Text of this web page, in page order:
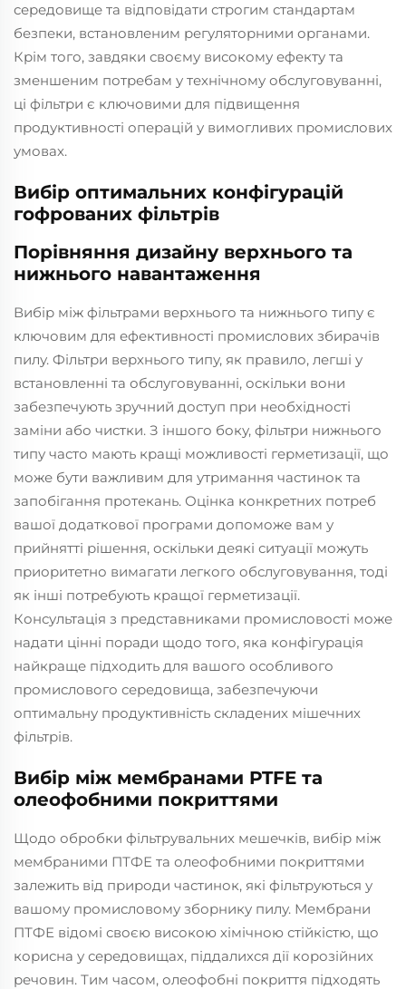
середовище та відповідати строгим стандартам
безпеки, встановленим регуляторними органами.
Крім того, завдяки своєму високому ефекту та
зменшеним потребам у технічному обслуговуванні,
ці фільтри є ключовими для підвищення
продуктивності операцій у вимогливих промислових
умовах.
Вибір оптимальних конфігурацій
гофрованих фільтрів
Порівняння дизайну верхнього та
нижнього навантаження
Вибір між фільтрами верхнього та нижнього типу є
ключовим для ефективності промислових збирачів
пилу. Фільтри верхнього типу, як правило, легші у
встановленні та обслуговуванні, оскільки вони
забезпечують зручний доступ при необхідності
заміни або чистки. З іншого боку, фільтри нижнього
типу часто мають кращі можливості герметизації, що
може бути важливим для утримання частинок та
запобігання протекань. Оцінка конкретних потреб
вашої додаткової програми допоможе вам у
прийнятті рішення, оскільки деякі ситуації можуть
приоритетно вимагати легкого обслуговування, тоді
як інші потребують кращої герметизації.
Консультація з представниками промисловості може
надати цінні поради щодо того, яка конфігурація
найкраще підходить для вашого особливого
промислового середовища, забезпечуючи
оптимальну продуктивність складених мішечних
фільтрів.
Вибір між мембранами PTFE та
олеофобними покриттями
Щодо обробки фільтрувальних мешечків, вибір між
мембраними ПТФЕ та олеофобними покриттями
залежить від природи частинок, які фільтруються у
вашому промисловому зборнику пилу. Мембрани
ПТФЕ відомі своєю високою хімічною стійкістю, що
корисна у середовищах, піддалихся дії корозійних
речовин. Тим часом, олеофобні покриття підходять